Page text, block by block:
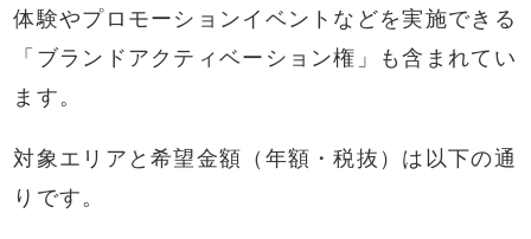
体験やプロモーションイベントなどを実施できる
「ブランドアクティベーション権」も含まれてい
ます。
対象エリアと希望金額（年額・税抜）は以下の通
りです。